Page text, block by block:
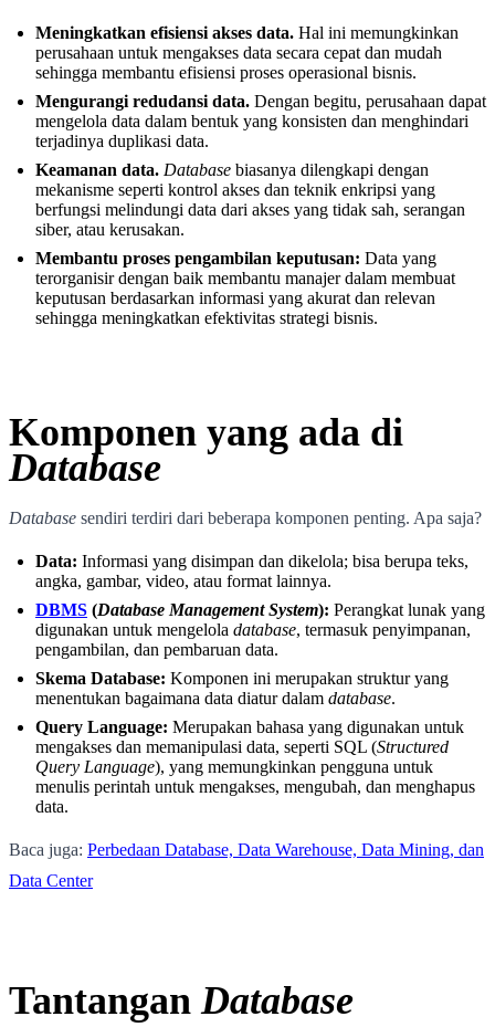
Meningkatkan efisiensi akses data. Hal ini memungkinkan
perusahaan untuk mengakses data secara cepat dan mudah
sehingga membantu efisiensi proses operasional bisnis.
Mengurangi redudansi data. Dengan begitu, perusahaan dapat
mengelola data dalam bentuk yang konsisten dan menghindari
terjadinya duplikasi data.
Keamanan data. Database biasanya dilengkapi dengan
mekanisme seperti kontrol akses dan teknik enkripsi yang
berfungsi melindungi data dari akses yang tidak sah, serangan
siber, atau kerusakan.
Membantu proses pengambilan keputusan: Data yang
terorganisir dengan baik membantu manajer dalam membuat
keputusan berdasarkan informasi yang akurat dan relevan
sehingga meningkatkan efektivitas strategi bisnis.
Komponen yang ada di
Database
Database sendiri terdiri dari beberapa komponen penting. Apa saja?
Data: Informasi yang disimpan dan dikelola; bisa berupa teks,
angka, gambar, video, atau format lainnya.
DBMS (Database Management System): Perangkat lunak yang
digunakan untuk mengelola database, termasuk penyimpanan,
pengambilan, dan pembaruan data.
Skema Database: Komponen ini merupakan struktur yang
menentukan bagaimana data diatur dalam database.
Query Language: Merupakan bahasa yang digunakan untuk
mengakses dan memanipulasi data, seperti SQL (Structured
Query Language), yang memungkinkan pengguna untuk
menulis perintah untuk mengakses, mengubah, dan menghapus
data.
Baca juga: Perbedaan Database, Data Warehouse, Data Mining, dan
Data Center
Tantangan Database